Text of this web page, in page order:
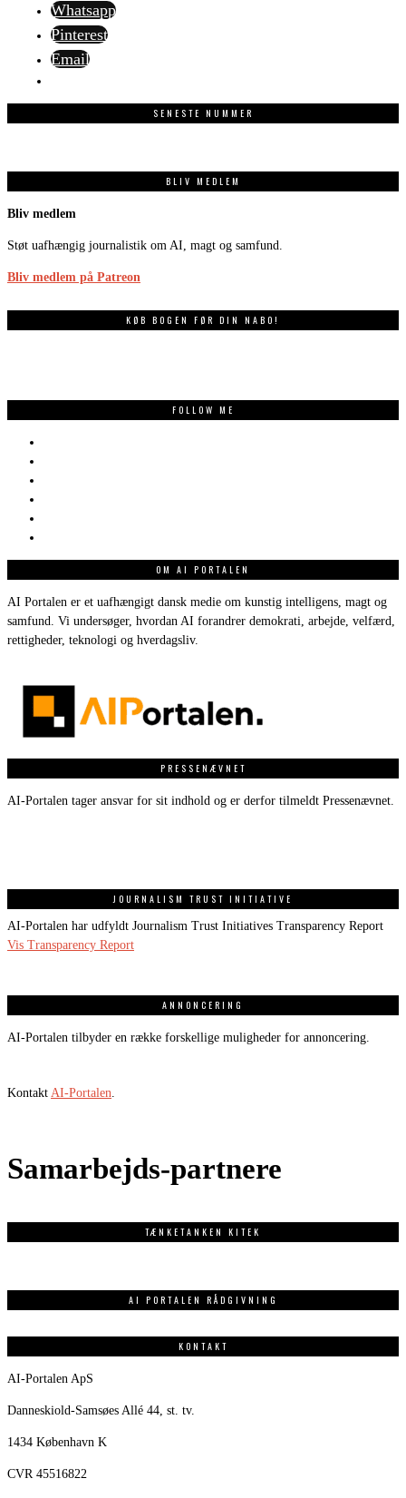
Whatsapp
Pinterest
Email
SENESTE NUMMER
BLIV MEDLEM
Bliv medlem
Støt uafhængig journalistik om AI, magt og samfund.
Bliv medlem på Patreon
KØB BOGEN FØR DIN NABO!
FOLLOW ME
OM AI PORTALEN
AI Portalen er et uafhængigt dansk medie om kunstig intelligens, magt og
samfund. Vi undersøger, hvordan AI forandrer demokrati, arbejde, velfærd,
rettigheder, teknologi og hverdagsliv.
PRESSENÆVNET
AI-Portalen tager ansvar for sit indhold og er derfor tilmeldt Pressenævnet.
JOURNALISM TRUST INITIATIVE
AI-Portalen har udfyldt Journalism Trust Initiatives Transparency Report
Vis Transparency Report
ANNONCERING
AI-Portalen tilbyder en række forskellige muligheder for annoncering.
Kontakt AI-Portalen.
Samarbejds-partnere
TÆNKETANKEN KITEK
AI PORTALEN RÅDGIVNING
KONTAKT
AI-Portalen ApS
Danneskiold-Samsøes Allé 44, st. tv.
1434 København K
CVR 45516822